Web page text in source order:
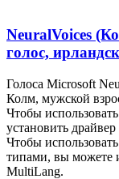
NeuralVoices
голос,
Голоса Microsoft
Колм, мужской
Чтобы
установить
Чтобы
типами, вы можете
MultiLang.